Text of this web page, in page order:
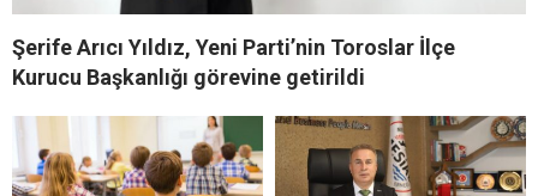
Şerife Arıcı Yıldız, Yeni Parti’nin Toroslar İlçe
Kurucu Başkanlığı görevine getirildi